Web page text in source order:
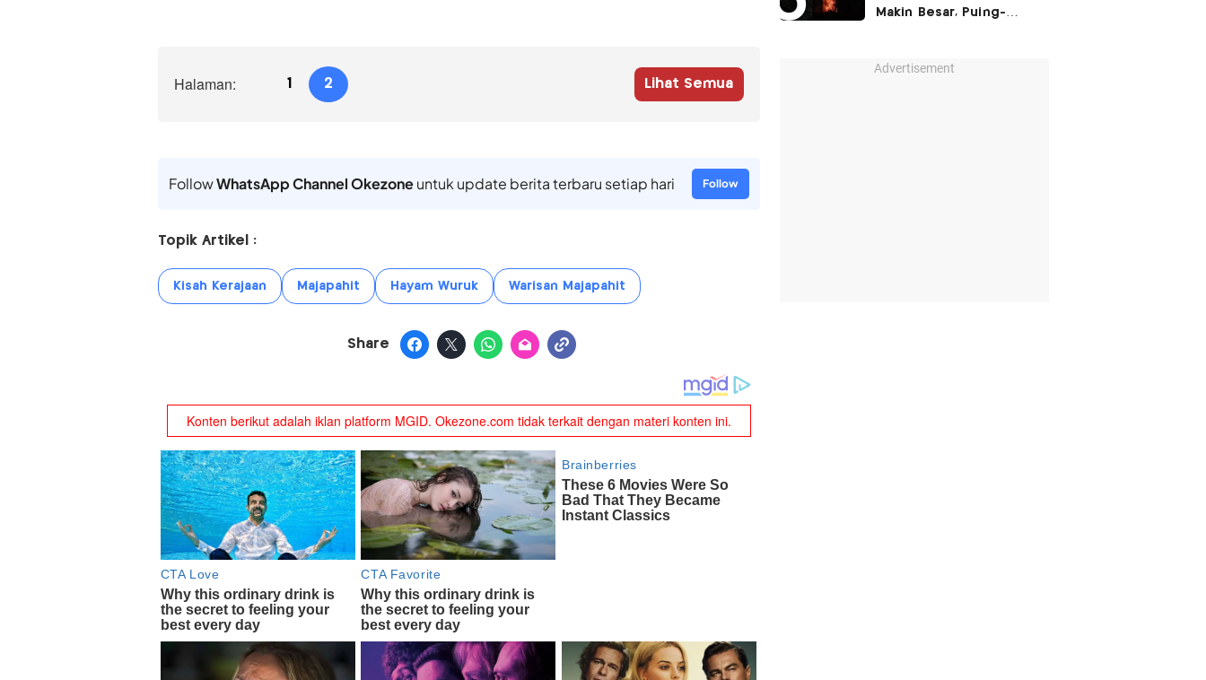
Halaman: 1 2 Lihat Semua
FollowWhatsApp Channel Okezoneuntuk update berita terbaru setiap hari Follow
Topik Artikel :
Kisah Kerajaan Majapahit Hayam Wuruk Warisan Majapahit
Share
Makin Besar, Puing-
Advertisement